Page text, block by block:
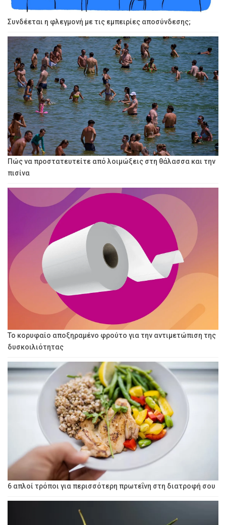
Συνδέεται η φλεγμονή με τις εμπειρίες αποσύνδεσης;
Πώς να προστατευτείτε από λοιμώξεις στη θάλασσα και την
πισίνα
Το κορυφαίο αποξηραμένο φρούτο για την αντιμετώπιση της
δυσκοιλιότητας
6 απλοί τρόποι για περισσότερη πρωτεΐνη στη διατροφή σου